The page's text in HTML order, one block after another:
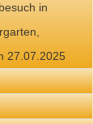
in
27.07.2025